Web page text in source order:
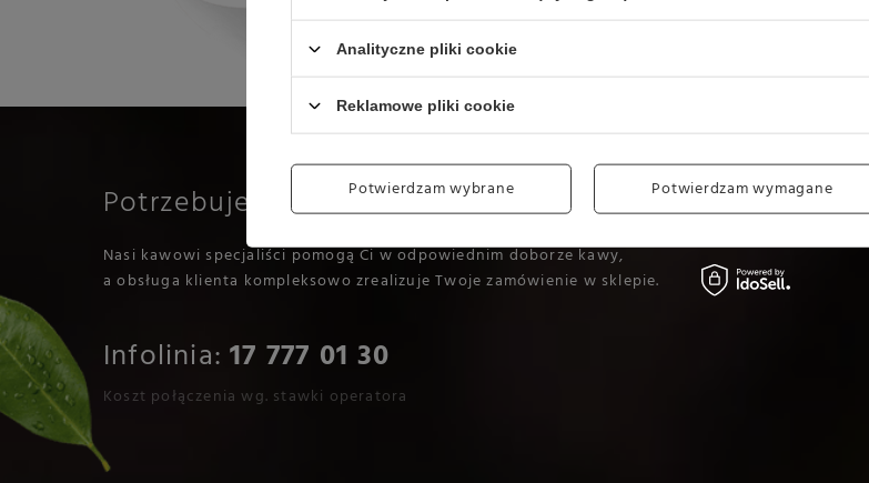
Potrzebujesz pomocy?
Nasi kawowi specjaliści pomogą Ci w odpowiednim doborze kawy,
a obsługa klienta kompleksowo zrealizuje Twoje zamówienie w sklepie.
Infolinia:17 777 01 30
Koszt połączenia wg. stawki operatora
Analityczne pliki cookie
Reklamowe pliki cookie
Potwierdzam wybrane Potwierdzam wymagane